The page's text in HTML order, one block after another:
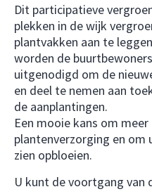
Dit participatieve
plekken in de wijk
plantvakken aan te
worden de
uitgenodigd om de
en deel te nemen aan
de aanplantingen.
Een mooie kans om
plantenverzorging en
zien opbloeien.
U kunt de voortgang van